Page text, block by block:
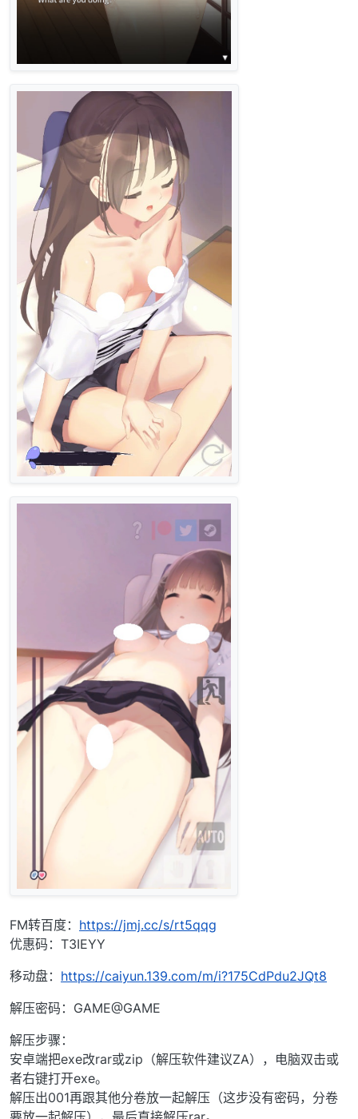
FM转百度： https://jmj.cc/s/rt5qqg
优惠码：T3IEYY
移动盘： https://caiyun.139.com/m/i?175CdPdu2JQt8
解压密码：GAME@GAME
解压步骤：
安卓端把exe改rar或zip（解压软件建议ZA），电脑双击或
者右键打开exe。
解压出001再跟其他分卷放一起解压（这步没有密码，分卷